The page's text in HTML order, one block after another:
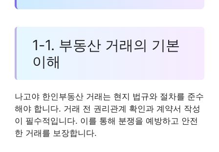
1-1. 부동산 거래의 기본
이해
나고야 한인부동산 거래는 현지 법규와 절차를 준수
해야 합니다. 거래 전 권리관계 확인과 계약서 작성
이 필수적입니다. 이를 통해 분쟁을 예방하고 안전
한 거래를 보장합니다.